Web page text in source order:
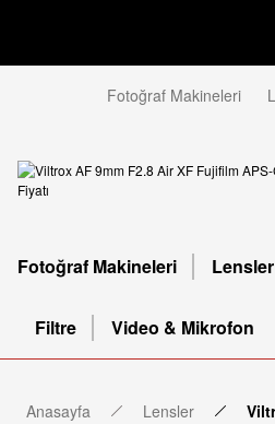
Fotoğraf Makineleri
Fotoğraf Makineleri Lensler
Filtre Video & Mikrofon
Anasayfa Lensler